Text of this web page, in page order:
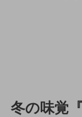
冬の味覚